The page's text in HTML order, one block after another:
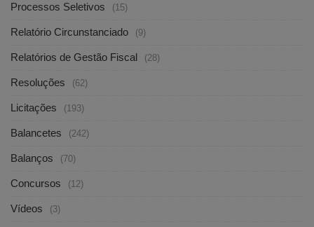
Processos Seletivos (15)
Relatório Circunstanciado (9)
Relatórios de Gestão Fiscal (28)
Resoluções (62)
Licitações (193)
Balancetes (242)
Balanços (70)
Concursos (12)
Vídeos (3)